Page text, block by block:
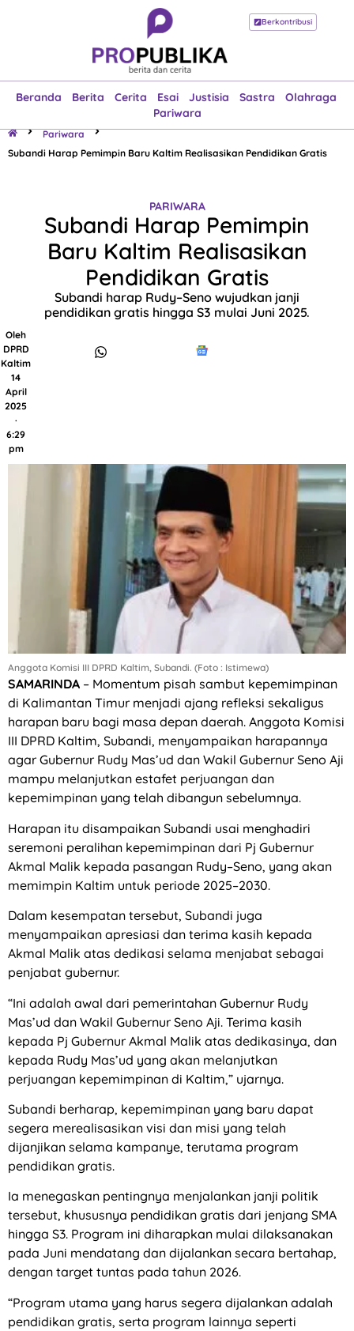
Berkontribusi
Beranda Berita Cerita Esai Justisia Sastra
Olahraga
Pariwara
Beranda
Esai
Justisia
Sastra
Olahraga
Pariwara
Pariwara
Subandi Harap Pemimpin Baru Kaltim Realisasikan Pendidikan Gratis
PARIWARA
Subandi Harap Pemimpin
Baru Kaltim Realisasikan
Pendidikan Gratis
Subandi harap Rudy–Seno wujudkan janji
pendidikan gratis hingga S3 mulai Juni 2025.
Oleh
DPRD
Kaltim
14
April
2025
·
6:29
pm
Anggota Komisi III DPRD Kaltim, Subandi. (Foto : Istimewa)
SAMARINDA – Momentum pisah sambut kepemimpinan
di Kalimantan Timur menjadi ajang refleksi sekaligus
harapan baru bagi masa depan daerah. Anggota Komisi
III DPRD Kaltim, Subandi, menyampaikan harapannya
agar Gubernur Rudy Mas’ud dan Wakil Gubernur Seno Aji
mampu melanjutkan estafet perjuangan dan
kepemimpinan yang telah dibangun sebelumnya.
Harapan itu disampaikan Subandi usai menghadiri
seremoni peralihan kepemimpinan dari Pj Gubernur
Akmal Malik kepada pasangan Rudy–Seno, yang akan
memimpin Kaltim untuk periode 2025–2030.
Dalam kesempatan tersebut, Subandi juga
menyampaikan apresiasi dan terima kasih kepada
Akmal Malik atas dedikasi selama menjabat sebagai
penjabat gubernur.
“Ini adalah awal dari pemerintahan Gubernur Rudy
Mas’ud dan Wakil Gubernur Seno Aji. Terima kasih
kepada Pj Gubernur Akmal Malik atas dedikasinya, dan
kepada Rudy Mas’ud yang akan melanjutkan
perjuangan kepemimpinan di Kaltim,” ujarnya.
Subandi berharap, kepemimpinan yang baru dapat
segera merealisasikan visi dan misi yang telah
dijanjikan selama kampanye, terutama program
pendidikan gratis.
Ia menegaskan pentingnya menjalankan janji politik
tersebut, khususnya pendidikan gratis dari jenjang SMA
hingga S3. Program ini diharapkan mulai dilaksanakan
pada Juni mendatang dan dijalankan secara bertahap,
dengan target tuntas pada tahun 2026.
“Program utama yang harus segera dijalankan adalah
pendidikan gratis, serta program lainnya seperti